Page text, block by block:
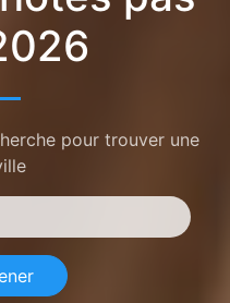
pour trouver une